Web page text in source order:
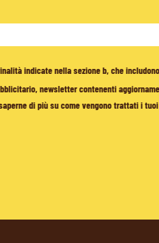
indicate nella sezione b, che
newsletter contenenti
di più su come vengono trattati i